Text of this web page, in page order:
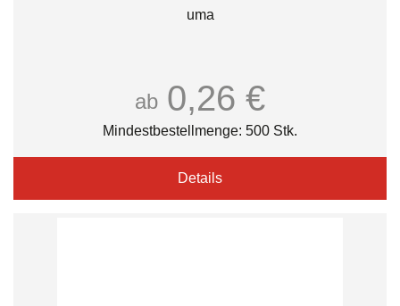
uma
ab 0,26 €
Mindestbestellmenge: 500 Stk.
Details